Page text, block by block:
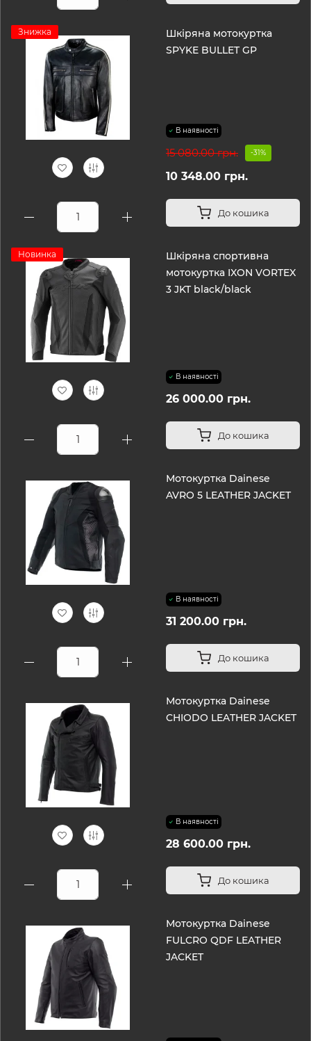
Знижка
Шкіряна мотокуртка
SPYKE BULLET GP
В наявності
15 080.00 грн. -31%
10 348.00 грн.
До кошика
Новинка
Шкіряна спортивна
мотокуртка IXON VORTEX
3 JKT black/black
В наявності
26 000.00 грн.
До кошика
Мотокуртка Dainese
AVRO 5 LEATHER JACKET
В наявності
31 200.00 грн.
До кошика
Мотокуртка Dainese
CHIODO LEATHER JACKET
В наявності
28 600.00 грн.
До кошика
Мотокуртка Dainese
FULCRO QDF LEATHER
JACKET